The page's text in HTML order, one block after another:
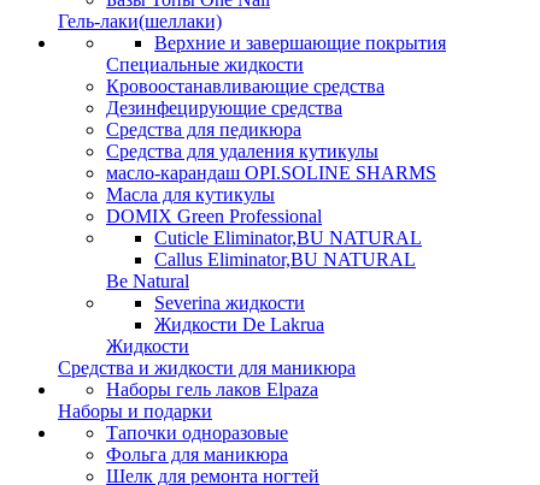
Гель-лаки(шеллаки)
Верхние и завершающие покрытия
Специальные жидкости
Кровоостанавливающие средства
Дезинфецирующие средства
Средства для педикюра
Средства для удаления кутикулы
масло-карандаш OPI.SOLINE SHARMS
Масла для кутикулы
DOMIX Green Professional
Cuticle Eliminator,BU NATURAL
Callus Eliminator,BU NATURAL
Be Natural
Severina жидкости
Жидкости De Lakrua
Жидкости
Средства и жидкости для маникюра
Наборы гель лаков Elpaza
Наборы и подарки
Тапочки одноразовые
Фольга для маникюра
Шелк для ремонта ногтей